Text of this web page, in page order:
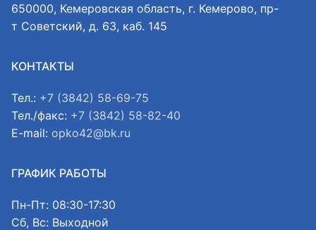
650000, Кемеровская область, г. Кемерово, пр-
т Советский, д. 63, каб. 145
КОНТАКТЫ
Тел.: +7 (3842) 58-69-75
Тел./факс: +7 (3842) 58-82-40
E-mail: opko42@bk.ru
ГРАФИК РАБОТЫ
Пн-Пт: 08:30-17:30
Сб, Вс: Выходной